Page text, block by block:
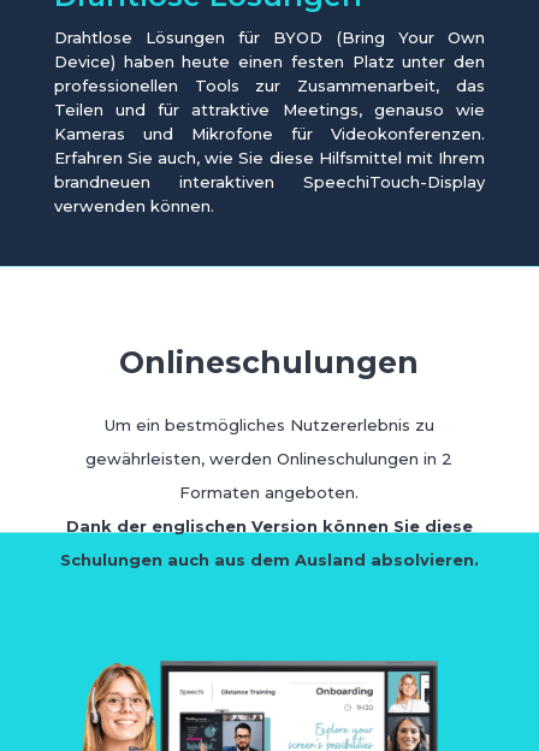
Drahtlose Lösungen für BYOD (Bring Your Own
Device) haben heute einen festen Platz unter den
professionellen Tools zur Zusammenarbeit, das
Teilen und für attraktive Meetings, genauso wie
Kameras und Mikrofone für Videokonferenzen.
Erfahren Sie auch, wie Sie diese Hilfsmittel mit Ihrem
brandneuen interaktiven SpeechiTouch-Display
verwenden können.
Onlineschulungen
Um ein bestmögliches Nutzererlebnis zu
gewährleisten, werden Onlineschulungen in 2
Formaten angeboten.
Dank der englischen Version können Sie diese
Schulungen auch aus dem Ausland absolvieren.